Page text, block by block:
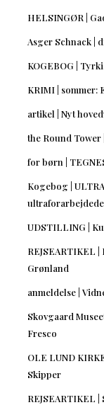
HELSINGØR |
Asger Schnack |
KOGEBOG |
KRIMI | sommer:
artikel | Nyt
the Round Tower
for børn |
Kogebog |
UDSTILLING |
REJSEARTIKEL
Grønland
anmeldelse |
Skovgaard
Fresco
OLE LUND
Skipper
REJSEARTIKEL